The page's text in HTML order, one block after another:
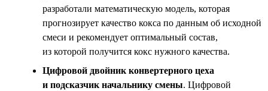
разработали математическую модель, которая
прогнозирует качество кокса по данным об исходной
смеси и рекомендует оптимальный состав,
из которой получится кокс нужного качества.
Цифровой двойник конвертерного цеха
и подсказчик начальнику смены. Цифровой